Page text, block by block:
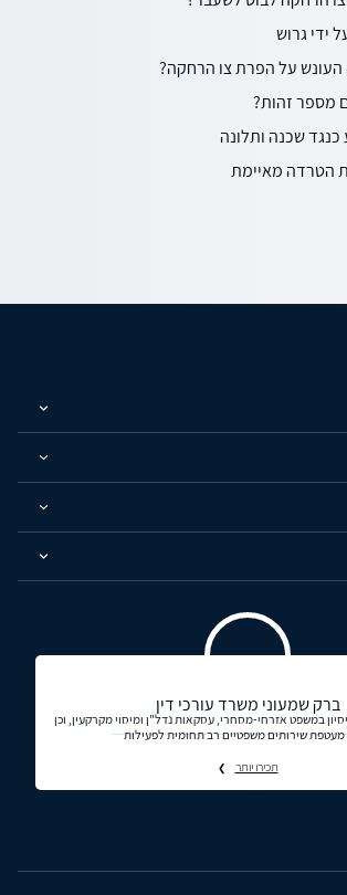
ידי גרוש
העונש על הפרת צו הרחקה?
מספר זהות?
שכנה ותלונה
הטרדה מאיימת
ברק שמעוני משרד עורכי דין
18 שנות ניסיון במשפט אזרחי-מסחרי, עסקאות נדל"ן ומיסוי מקרקעין, וכן
שירותים משפטיים רב תחומית לפעילות
תכירו יותר